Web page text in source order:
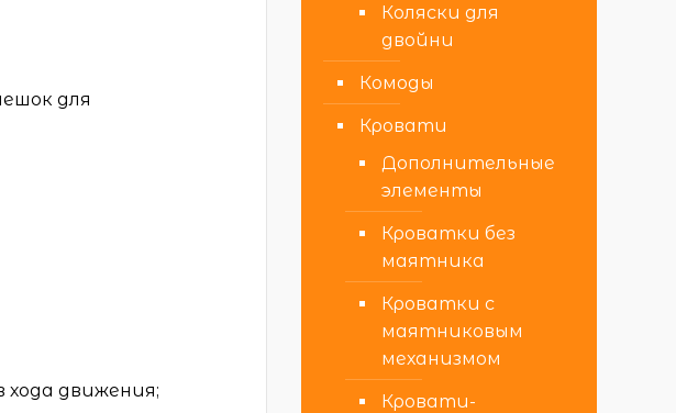
для
движения;
Коляски для
двойни
Комоды
Кровати
Дополнительные
элементы
Кроватки без
маятника
Кроватки с
маятниковым
механизмом
Кровати-